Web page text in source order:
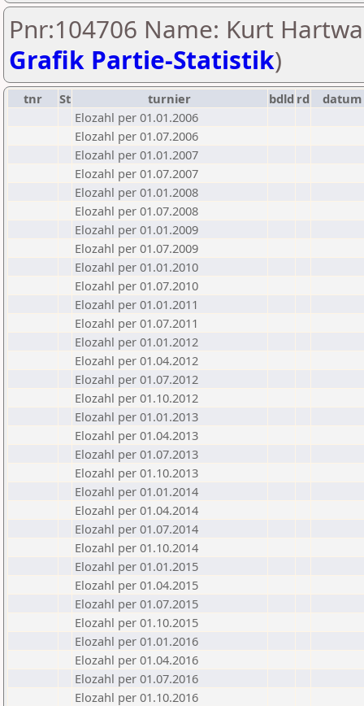
Pnr:104706 Name: Kurt
Grafik Partie-Statistik)
tnr St turnier bdld rd
datum
Elozahl per 01.01.2006
Elozahl per 01.07.2006
Elozahl per 01.01.2007
Elozahl per 01.07.2007
Elozahl per 01.01.2008
Elozahl per 01.07.2008
Elozahl per 01.01.2009
Elozahl per 01.07.2009
Elozahl per 01.01.2010
Elozahl per 01.07.2010
Elozahl per 01.01.2011
Elozahl per 01.07.2011
Elozahl per 01.01.2012
Elozahl per 01.04.2012
Elozahl per 01.07.2012
Elozahl per 01.10.2012
Elozahl per 01.01.2013
Elozahl per 01.04.2013
Elozahl per 01.07.2013
Elozahl per 01.10.2013
Elozahl per 01.01.2014
Elozahl per 01.04.2014
Elozahl per 01.07.2014
Elozahl per 01.10.2014
Elozahl per 01.01.2015
Elozahl per 01.04.2015
Elozahl per 01.07.2015
Elozahl per 01.10.2015
Elozahl per 01.01.2016
Elozahl per 01.04.2016
Elozahl per 01.07.2016
Elozahl per 01.10.2016